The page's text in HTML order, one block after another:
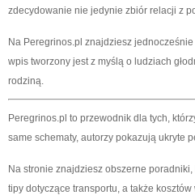
zdecydowanie nie jedynie zbiór relacji z
Na Peregrinos.pl znajdziesz
wpis tworzony jest z myślą o ludziach
rodziną.
Peregrinos.pl to przewodnik dla tych,
same schematy, autorzy pokazują ukryte
Na stronie znajdziesz obszerne
tipy dotyczące transportu, a także